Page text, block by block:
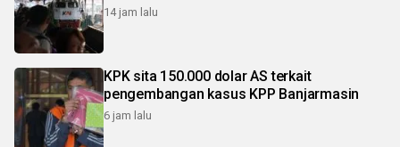
14 jam lalu
KPK sita 150.000 dolar AS terkait
pengembangan kasus KPP Banjarmasin
6 jam lalu